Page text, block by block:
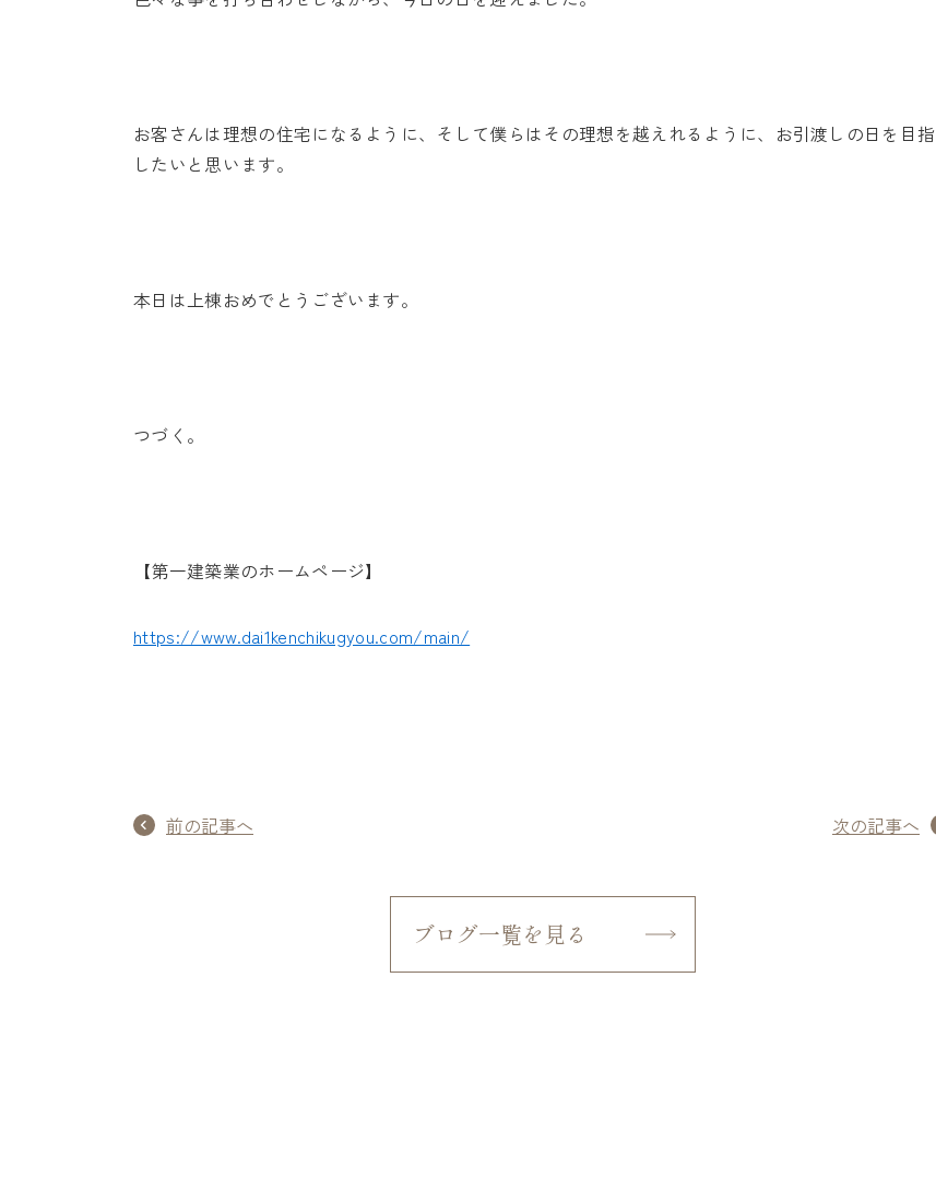
お客さんは理想の住宅になるように、そして僕らはその理想を越えれるように、お引渡しの日を目指
したいと思います。
本日は上棟おめでとうございます。
つづく。
【第一建築業のホームページ】
https://www.dai1kenchikugyou.com/main/
前の記事へ 次の記事へ
ブログ一覧を見る